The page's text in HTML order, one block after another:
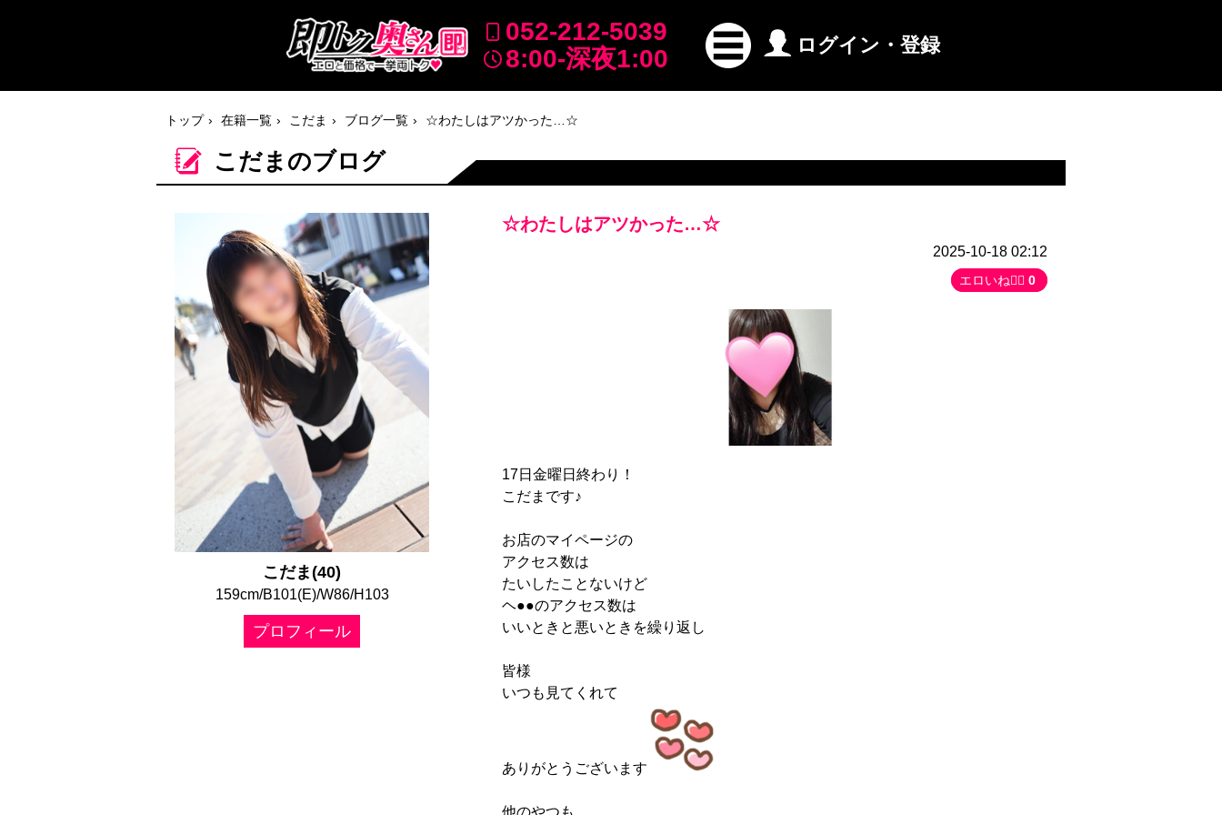
052-212-5039
8:00-深夜1:00
ログイン・登録
トップ 在籍一覧 こだま ブログ一覧 ☆わたしはアツかった…☆
こだまのブログ
こだま(40)
159cm/B101(E)/W86/H103
プロフィール
☆わたしはアツかった…☆
2025-10-18 02:12
エロいね👍🏻 0
17日金曜日終わり！
こだまです♪
お店のマイページの
アクセス数は
たいしたことないけど
ヘ●●のアクセス数は
いいときと悪いときを繰り返し
皆様
いつも見てくれて
ありがとうございます